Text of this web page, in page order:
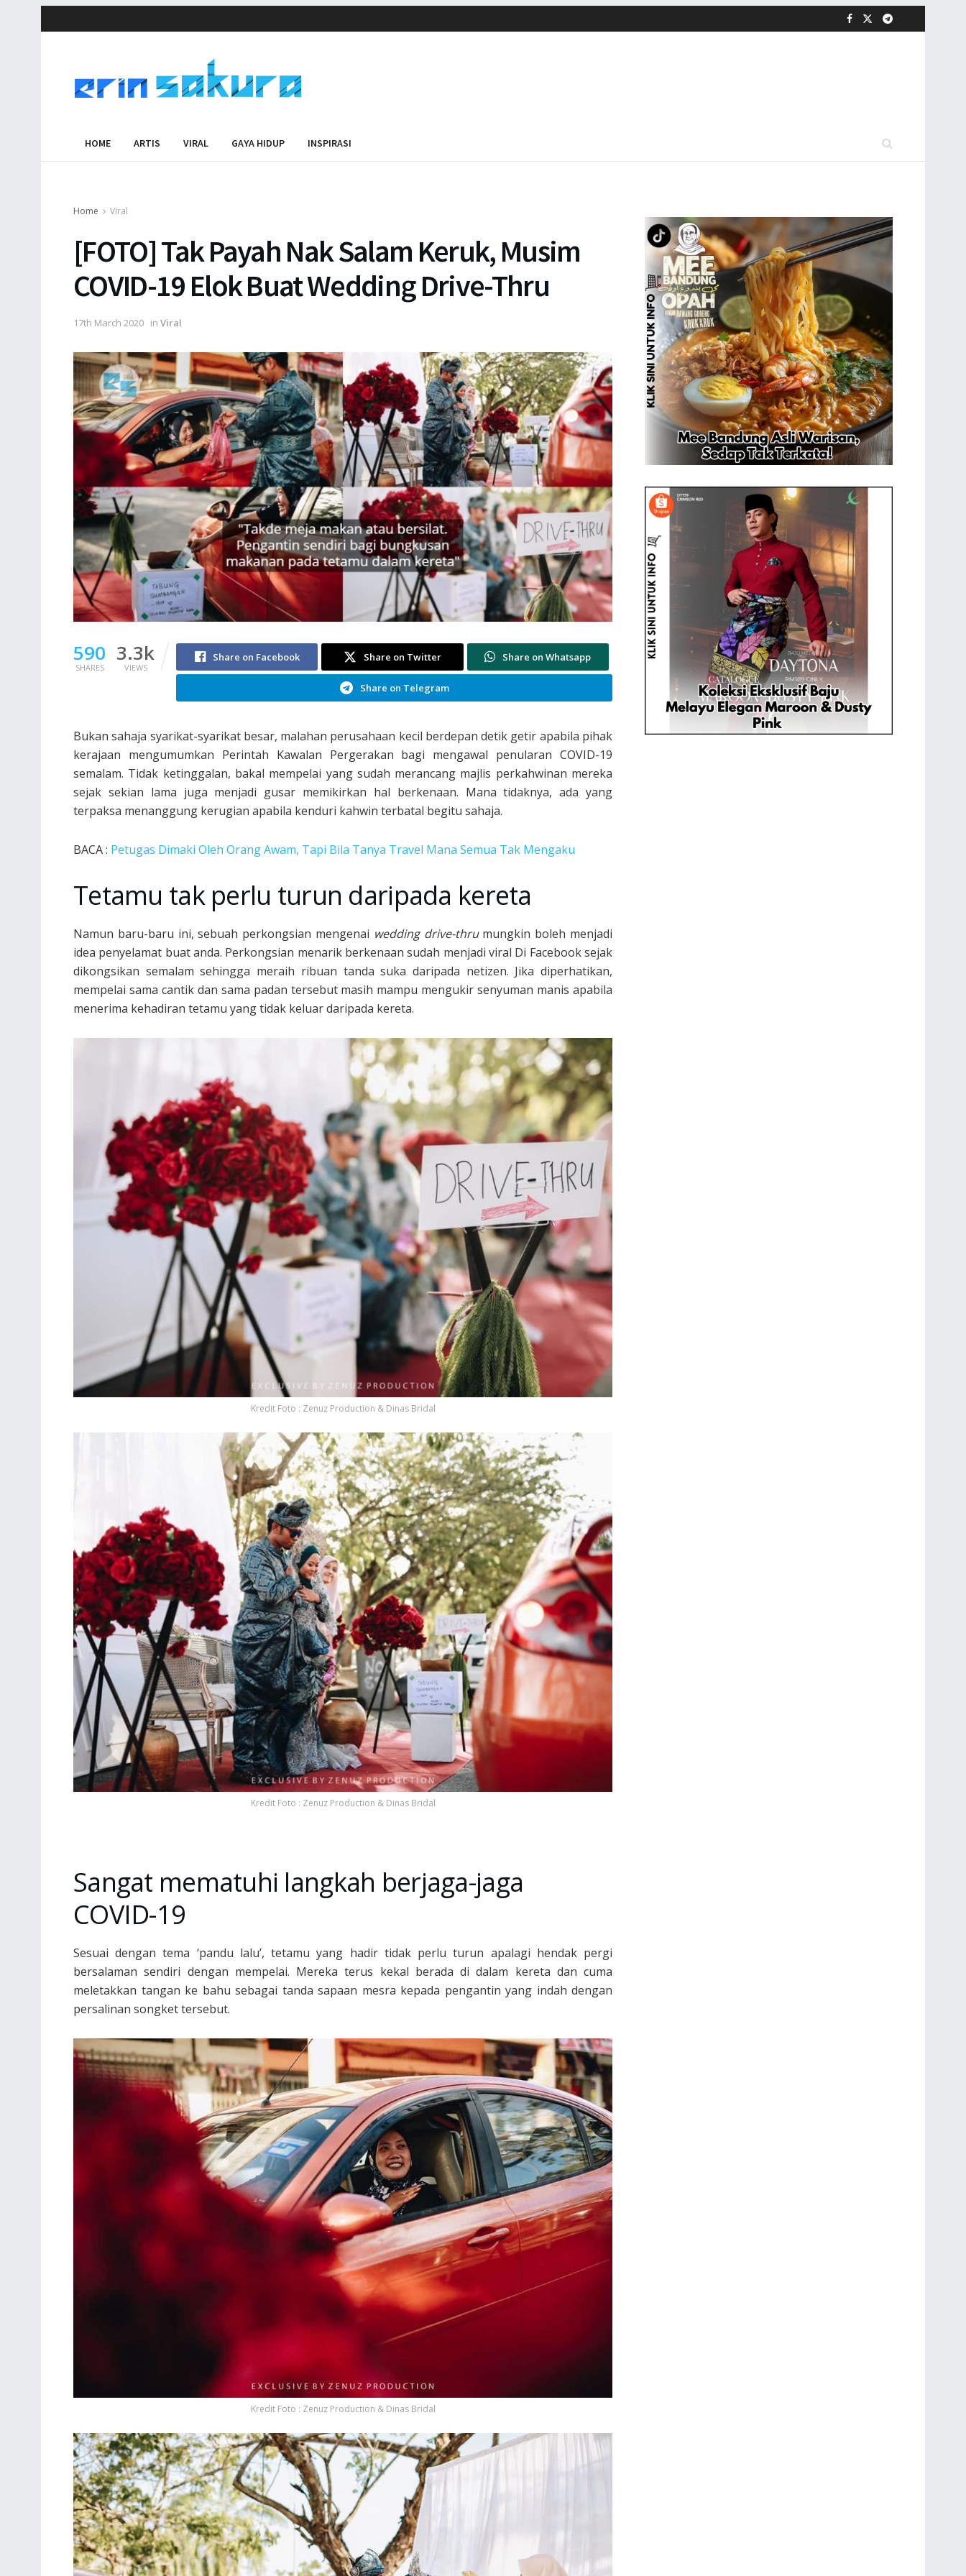
HOME ARTIS VIRAL GAYA HIDUP INSPIRASI
Home Viral
[FOTO] Tak Payah Nak Salam Keruk, Musim
COVID-19 Elok Buat Wedding Drive-Thru
17th March 2020 in Viral
590
SHARES
3.3k
VIEWS
Share on Facebook Share on Twitter Share on Whatsapp
Share on Telegram
Bukan sahaja syarikat-syarikat besar, malahan perusahaan kecil berdepan detik getir apabila pihak
kerajaan mengumumkan Perintah Kawalan Pergerakan bagi mengawal penularan COVID-19
semalam. Tidak ketinggalan, bakal mempelai yang sudah merancang majlis perkahwinan mereka
sejak sekian lama juga menjadi gusar memikirkan hal berkenaan. Mana tidaknya, ada yang
terpaksa menanggung kerugian apabila kenduri kahwin terbatal begitu sahaja.
BACA : Petugas Dimaki Oleh Orang Awam, Tapi Bila Tanya Travel Mana Semua Tak Mengaku
Tetamu tak perlu turun daripada kereta
Namun baru-baru ini, sebuah perkongsian mengenai wedding drive-thrumungkin boleh menjadi
idea penyelamat buat anda. Perkongsian menarik berkenaan sudah menjadi viral Di Facebook sejak
dikongsikan semalam sehingga meraih ribuan tanda suka daripada netizen. Jika diperhatikan,
mempelai sama cantik dan sama padan tersebut masih mampu mengukir senyuman manis apabila
menerima kehadiran tetamu yang tidak keluar daripada kereta.
Kredit Foto : Zenuz Production & Dinas Bridal
Kredit Foto : Zenuz Production & Dinas Bridal
Sangat mematuhi langkah berjaga-jaga
COVID-19
Sesuai dengan tema ‘pandu lalu’, tetamu yang hadir tidak perlu turun apalagi hendak pergi
bersalaman sendiri dengan mempelai. Mereka terus kekal berada di dalam kereta dan cuma
meletakkan tangan ke bahu sebagai tanda sapaan mesra kepada pengantin yang indah dengan
persalinan songket tersebut.
Kredit Foto : Zenuz Production & Dinas Bridal